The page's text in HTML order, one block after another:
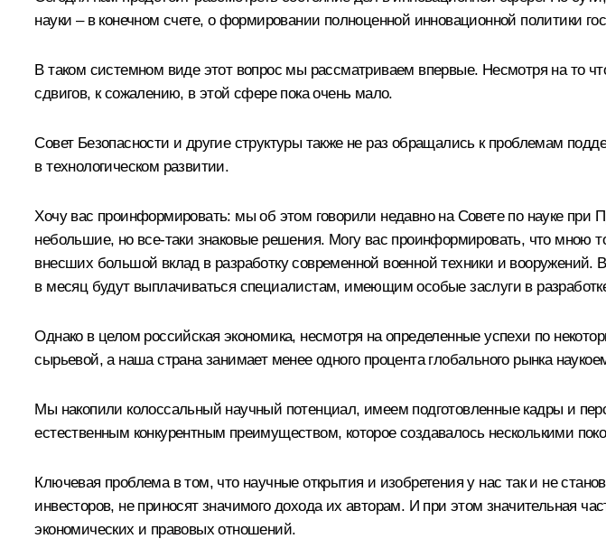
науки – в конечном счете, о формировании полноценной инновационной политики
В таком системном виде этот вопрос мы рассматриваем впервые. Несмотря на то
сдвигов, к сожалению, в этой сфере пока очень мало.
Совет Безопасности и другие структуры также не раз обращались к проблемам
в технологическом развитии.
Хочу вас проинформировать: мы об этом говорили недавно на Совете по науке при
небольшие, но все‑таки знаковые решения. Могу вас проинформировать, что мною
внесших большой вклад в разработку современной военной техники и
в месяц будут выплачиваться специалистам, имеющим особые заслуги в
Однако в целом российская экономика, несмотря на определенные успехи по
сырьевой, а наша страна занимает менее одного процента глобального рынка
Мы накопили колоссальный научный потенциал, имеем подготовленные кадры и
естественным конкурентным преимуществом, которое создавалось несколькими
Ключевая проблема в том, что научные открытия и изобретения у нас так и не
инвесторов, не приносят значимого дохода их авторам. И при этом значительная
экономических и правовых отношений.